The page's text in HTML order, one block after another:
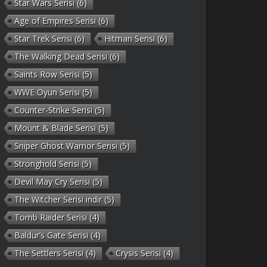
Star Wars Serisi (6)
Age of Empires Serisi (6)
Star Trek Serisi (6) Hitman Serisi (6)
The Walking Dead Serisi (6)
Saints Row Serisi (5)
WWE Oyun Serisi (5)
Counter-Strike Serisi (5)
Mount & Blade Serisi (5)
Sniper Ghost Warrior Serisi (5)
Stronghold Serisi (5)
Devil May Cry Serisi (5)
The Witcher Serisi indir(5)
Tomb Raider Serisi (4)
Baldur’s Gate Serisi (4)
The Settlers Serisi (4) Crysis Serisi (4)